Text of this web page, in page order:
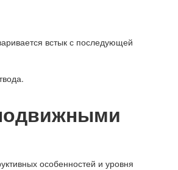
встык с последующей
особенностей и уровня